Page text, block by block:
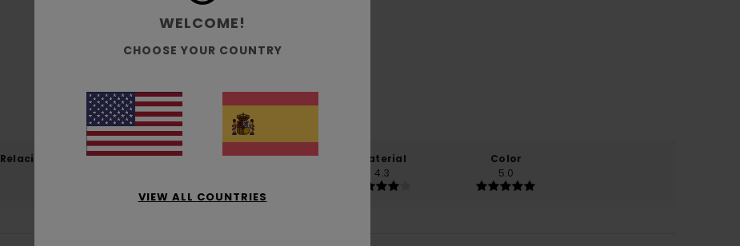
Puntuación media
4.8/5
basado en4 reseñas verificadasdesde noviembre 2025
El 100% de nuestros clientes recomiendan este producto
Relación calidad-precio
Talla
Material
4.3
Color
5.0
WELCOME!
CHOOSE YOUR COUNTRY
VIEW ALL COUNTRIES